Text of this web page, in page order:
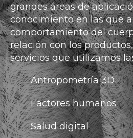
grandes áreas de
conocimiento en las que
comportamiento del
relación con los
servicios que utilizamos
Antropometría 3D
Factores humanos
Salud digital